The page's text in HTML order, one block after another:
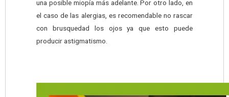
una posible miopía más adelante. Por otro lado, en
el caso de las alergias, es recomendable no rascar
con brusquedad los ojos ya que esto puede
producir astigmatismo.